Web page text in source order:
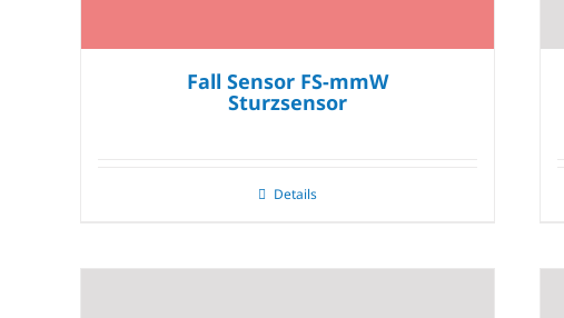
Fall Sensor FS-mmW
Sturzsensor
Details